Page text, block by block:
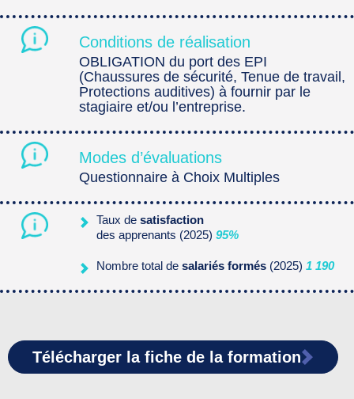
Conditions de réalisation
OBLIGATION du port des EPI
(Chaussures de sécurité, Tenue de travail,
Protections auditives) à fournir par le
stagiaire et/ou l’entreprise.
Modes d’évaluations
Questionnaire à Choix Multiples
Taux desatisfaction
des apprenants (2025)95%
Nombre total desalariés formés (2025)1 190
Télécharger la fiche de la formation